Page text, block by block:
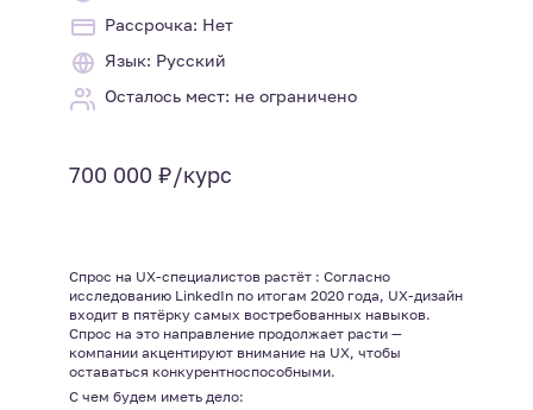
Рассрочка: Нет
Язык: Русский
Осталось мест: не ограничено
700 000 ₽/курс
Спрос на UX-специалистов растёт : Согласно
исследованию LinkedIn по итогам 2020 года, UX-дизайн
входит в пятёрку самых востребованных навыков.
Спрос на это направление продолжает расти —
компании акцентируют внимание на UX, чтобы
оставаться конкурентноспособными.
С чем будем иметь дело: